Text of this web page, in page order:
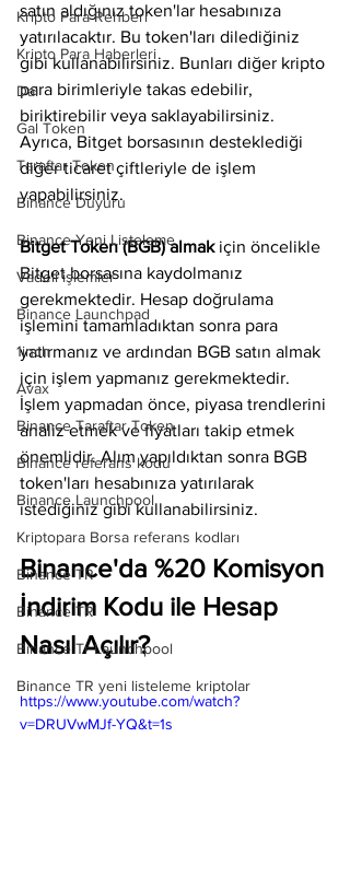
Kripto Para Rehberi
Kripto Para Haberleri
Dai
Gal Token
Taraftar Token
Binance Duyuru
Binance Yeni Listeleme
Vadeli işlemler
Binance Launchpad
1inch
Avax
Binance Taraftar Token
Binance referans kodu
Binance Launchpool
Kriptopara Borsa referans kodları
Binance TR
Binance TR
Binance Tr Launchpool
Binance TR yeni listeleme kriptolar
satın aldığınız token'lar hesabınıza
yatırılacaktır. Bu token'ları dilediğiniz
gibi kullanabilirsiniz. Bunları diğer kripto
para birimleriyle takas edebilir,
biriktirebilir veya saklayabilirsiniz.
Ayrıca, Bitget borsasının desteklediği
diğer ticaret çiftleriyle de işlem
yapabilirsiniz.
Bitget Token (BGB) almak için öncelikle
Bitget borsasına kaydolmanız
gerekmektedir. Hesap doğrulama
işlemini tamamladıktan sonra para
yatırmanız ve ardından BGB satın almak
için işlem yapmanız gerekmektedir.
İşlem yapmadan önce, piyasa trendlerini
analiz etmek ve fiyatları takip etmek
önemlidir. Alım yapıldıktan sonra BGB
token'ları hesabınıza yatırılarak
istediğiniz gibi kullanabilirsiniz.
Binance'da %20 Komisyon
İndirim Kodu ile Hesap
Nasıl Açılır?
https://www.youtube.com/watch?
v=DRUVwMJf-YQ&t=1s